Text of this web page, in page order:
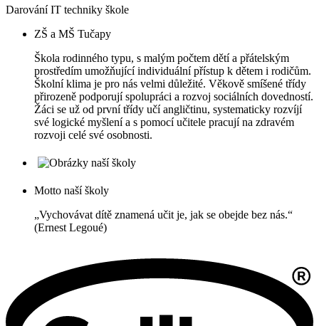
Darování IT techniky škole
ZŠ a MŠ Tučapy
Škola rodinného typu, s malým počtem dětí a přátelským
prostředím umožňující individuální přístup k dětem i rodičům.
Školní klima je pro nás velmi důležité. Věkově smíšené třídy
přirozeně podporují spolupráci a rozvoj sociálních dovedností.
Žáci se už od první třídy učí angličtinu, systematicky rozvíjí
své logické myšlení a s pomocí učitele pracují na zdravém
rozvoji celé své osobnosti.
Motto naší školy
„Vychovávat dítě znamená učit je, jak se obejde bez nás.“
(Ernest Legoué)